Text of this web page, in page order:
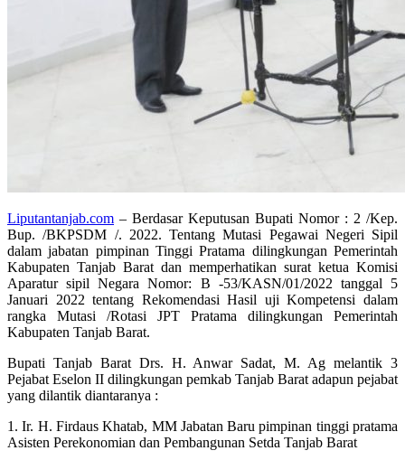
Liputantanjab.com – Berdasar Keputusan Bupati Nomor : 2 /Kep.
Bup. /BKPSDM /. 2022. Tentang Mutasi Pegawai Negeri Sipil
dalam jabatan pimpinan Tinggi Pratama dilingkungan Pemerintah
Kabupaten Tanjab Barat dan memperhatikan surat ketua Komisi
Aparatur sipil Negara Nomor: B -53/KASN/01/2022 tanggal 5
Januari 2022 tentang Rekomendasi Hasil uji Kompetensi dalam
rangka Mutasi /Rotasi JPT Pratama dilingkungan Pemerintah
Kabupaten Tanjab Barat.
Bupati Tanjab Barat Drs. H. Anwar Sadat, M. Ag melantik 3
Pejabat Eselon II dilingkungan pemkab Tanjab Barat adapun pejabat
yang dilantik diantaranya :
1. Ir. H. Firdaus Khatab, MM Jabatan Baru pimpinan tinggi pratama
Asisten Perekonomian dan Pembangunan Setda Tanjab Barat